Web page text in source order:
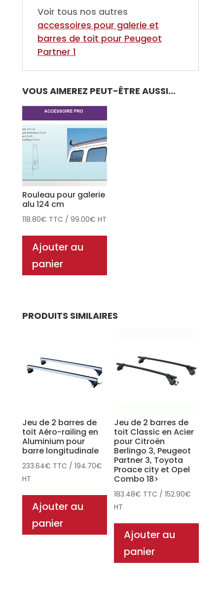
Voir tous nos autres
accessoires pour galerie et
barres de toit pour Peugeot
Partner 1
VOUS AIMEREZ PEUT-ÊTRE AUSSI…
Rouleau pour galerie
alu 124 cm
118.80€ TTC / 99.00€ HT
Ajouter au
panier
PRODUITS SIMILAIRES
Jeu de 2 barres de
toit Aéro-railing en
Aluminium pour
barre longitudinale
233.64€ TTC / 194.70€
HT
Ajouter au
panier
Jeu de 2 barres de
toit Classic en Acier
pour Citroën
Berlingo 3, Peugeot
Partner 3, Toyota
Proace city et Opel
Combo 18>
183.48€ TTC /152.90€
HT
Ajouter au
panier